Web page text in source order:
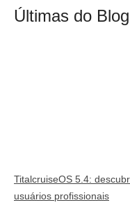
Últimas do Blog
TitalcruiseOS 5.4:
usuários profissionais